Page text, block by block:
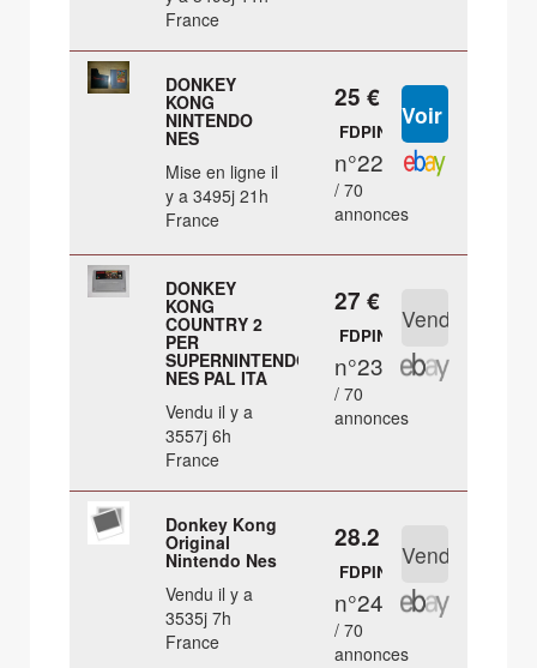
France
DONKEY
KONG
NINTENDO
NES
Mise en ligne il
y a 3495j 21h
France
25 €
FDPIN
n°22
/ 70
annonces
DONKEY
KONG
COUNTRY 2
PER
SUPERNINTENDO
NES PAL ITA
Vendu il y a
3557j 6h
France
27 €
FDPIN
n°23
/ 70
annonces
Donkey Kong
Original
Nintendo Nes
Vendu il y a
3535j 7h
France
28.2 €
FDPIN
n°24
/ 70
annonces